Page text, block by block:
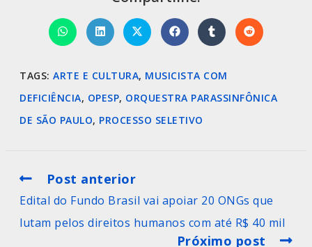
TAGS: ARTE E CULTURA, MUSICISTA COM
DEFICIÊNCIA, OPESP, ORQUESTRA PARASSINFÔNICA
DE SÃO PAULO, PROCESSO SELETIVO
Post anterior
Edital do Fundo Brasil vai apoiar 20 ONGs que
lutam pelos direitos humanos com até R$ 40 mil
Próximo post